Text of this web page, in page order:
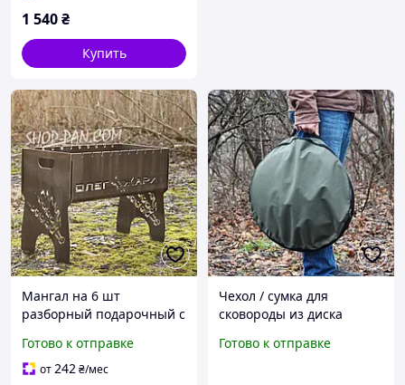
1 540₴
Купить
Мангал на 6 шт
разборный подарочный с
Готово к отправке
от242₴/мес
Чехол / сумка для
сковороды из диска
Готово к отправке